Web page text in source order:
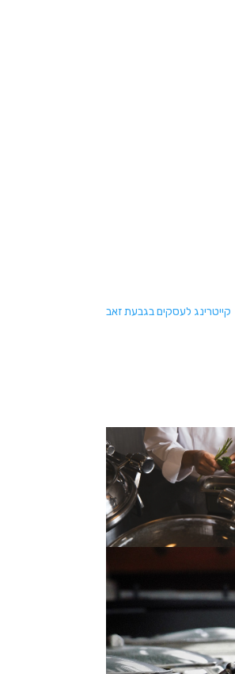
קייטרינג לעסקים בגבעת זאב